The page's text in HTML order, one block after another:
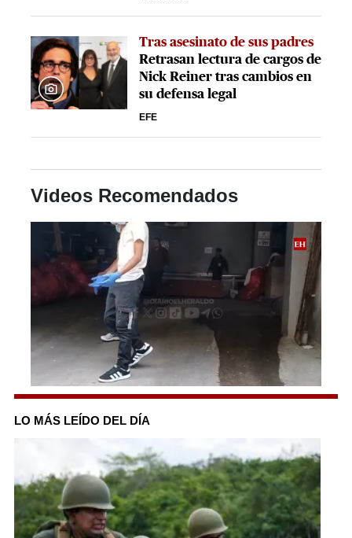
Tras asesinato de sus padres
Retrasan lectura de cargos de
Nick Reiner tras cambios en
su defensa legal
EFE
Videos Recomendados
0
of
1
LO MÁS LEÍDO DEL DÍA